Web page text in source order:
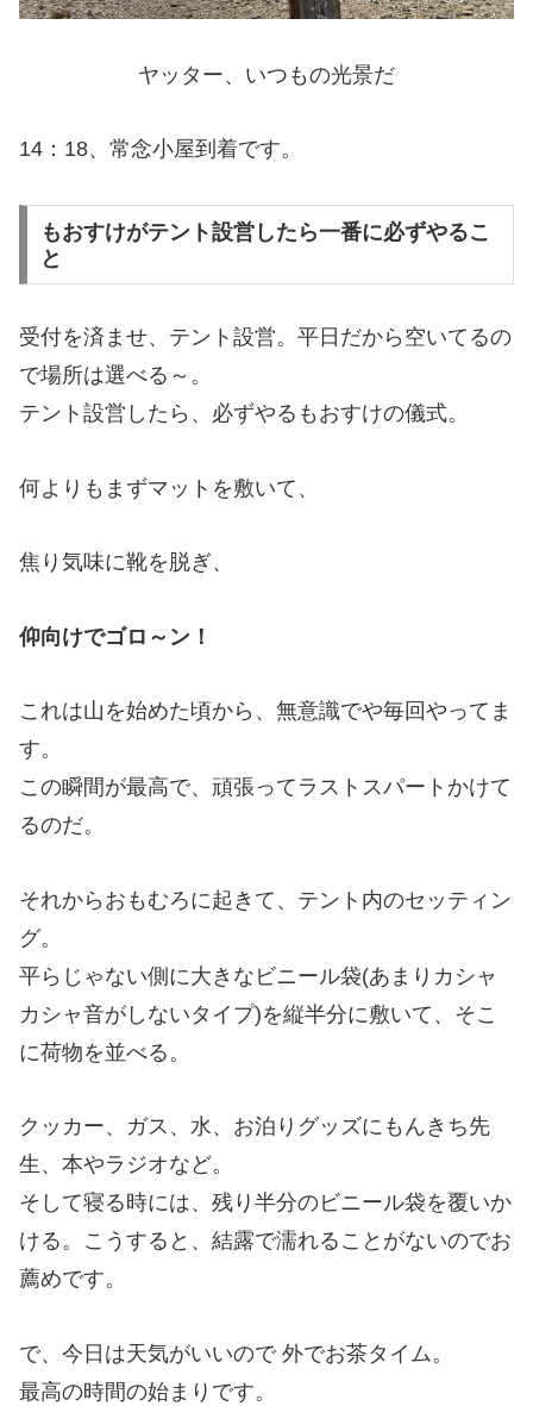
ヤッター、いつもの光景だ
14：18、常念小屋到着です。
もおすけがテント設営したら一番に必ずやるこ
と
受付を済ませ、テント設営。平日だから空いてるの
で場所は選べる～。
テント設営したら、必ずやるもおすけの儀式。
何よりもまずマットを敷いて、
焦り気味に靴を脱ぎ、
仰向けでゴロ～ン！
これは山を始めた頃から、無意識でや毎回やってま
す。
この瞬間が最高で、頑張ってラストスパートかけて
るのだ。
それからおもむろに起きて、テント内のセッティン
グ。
平らじゃない側に大きなビニール袋(あまりカシャ
カシャ音がしないタイプ)を縦半分に敷いて、そこ
に荷物を並べる。
クッカー、ガス、水、お泊りグッズにもんきち先
生、本やラジオなど。
そして寝る時には、残り半分のビニール袋を覆いか
ける。こうすると、結露で濡れることがないのでお
薦めです。
で、今日は天気がいいので 外でお茶タイム。
最高の時間の始まりです。